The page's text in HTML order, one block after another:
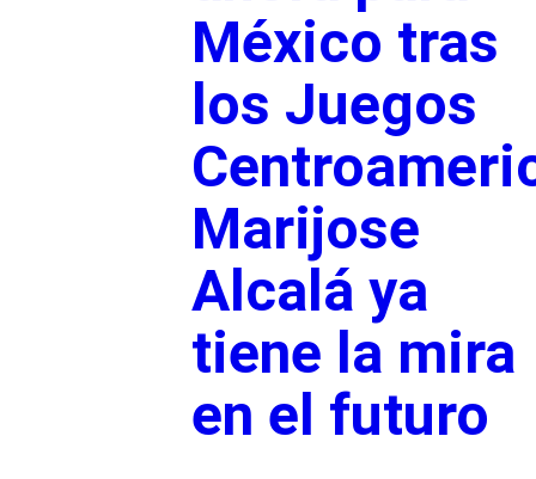
México tras
los Juegos
Marijose
Alcalá ya
tiene la mira
en el futuro